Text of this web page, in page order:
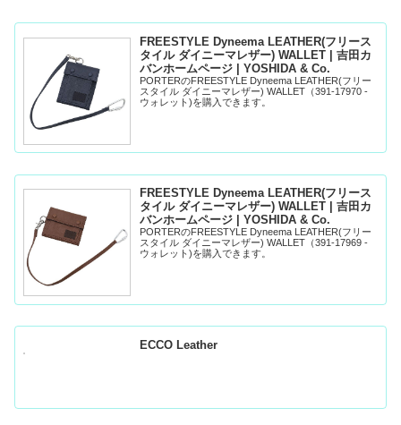
FREESTYLE Dyneema LEATHER(フリース
タイル ダイニーマレザー) WALLET | 吉田カ
バンホームページ | YOSHIDA & Co.
PORTERのFREESTYLE Dyneema LEATHER(フリー
スタイル ダイニーマレザー) WALLET（391-17970 -
ウォレット)を購入できます。
FREESTYLE Dyneema LEATHER(フリース
タイル ダイニーマレザー) WALLET | 吉田カ
バンホームページ | YOSHIDA & Co.
PORTERのFREESTYLE Dyneema LEATHER(フリー
スタイル ダイニーマレザー) WALLET（391-17969 -
ウォレット)を購入できます。
ECCO Leather